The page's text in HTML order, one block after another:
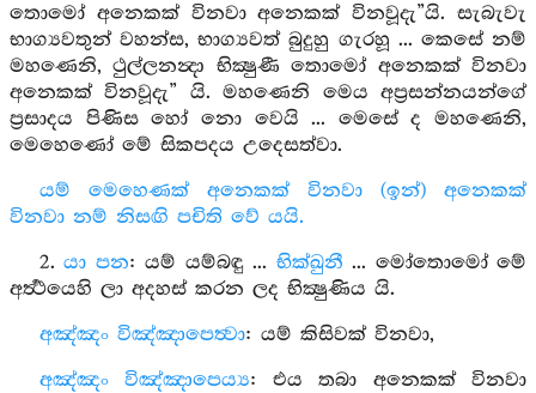
තොමෝ අනෙකක් විනවා අනෙකක් විනවූදැ”යි. සැබැවැ
භාග්‍යවතුන් වහන්ස, භාග්‍යවත් බුදුහු ගැරහූ ... කෙසේ නම්
මහණෙනි, ථුල්ලනන්‍දා භික්‍ෂුණී තොමෝ අනෙකක් විනවා
අනෙකක් විනවූදැ” යි. මහණෙනි මෙය අප්‍රසන්නයන්ගේ
ප්‍රසාදය පිණිස හෝ නො වෙයි ... මෙසේ ද මහණෙනි,
මෙහෙණෝ මේ සිකපදය උදෙසත්වා.
යම් මෙහෙණක් අනෙකක් විනවා (ඉන්) අනෙකක්
විනවා නම් නිසඟි පචිති වේ යයි.
2.යා පන: යම් යම්බඳු ... භික්ඛුනී ... මෝතොමෝ මේ
අර්‍ත්‍ථයෙහි ලා අදහස් කරන ලද භික්‍ෂුණිය යි.
අඤ්ඤං විඤ්ඤාපෙත්‍වා: යම් කිසිවක් විනවා,
අඤ්ඤං විඤ්ඤාපෙය්‍ය: එය තබා අනෙකක් විනවා